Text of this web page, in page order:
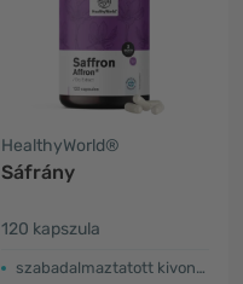
HealthyWorld®
Sáfrány
120 kapszula
szabadalmaztatott kivonat